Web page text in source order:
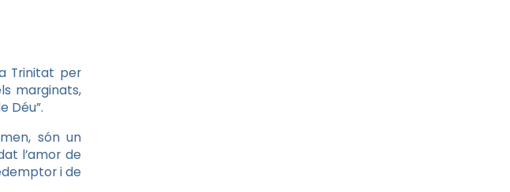
Trinitat per
marginats,
Déu”.
són un
l’amor de
i de